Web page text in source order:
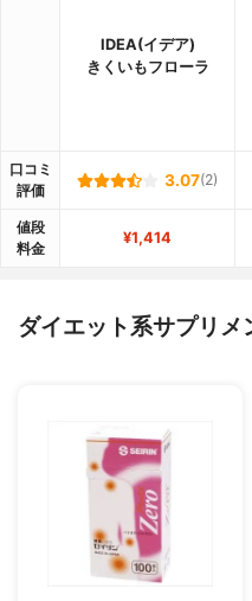
IDEA(イデア)
きくいもフローラ
口コミ
評価
3.07(2)
値段
料金
¥1,414
ダイエット系サプリメ